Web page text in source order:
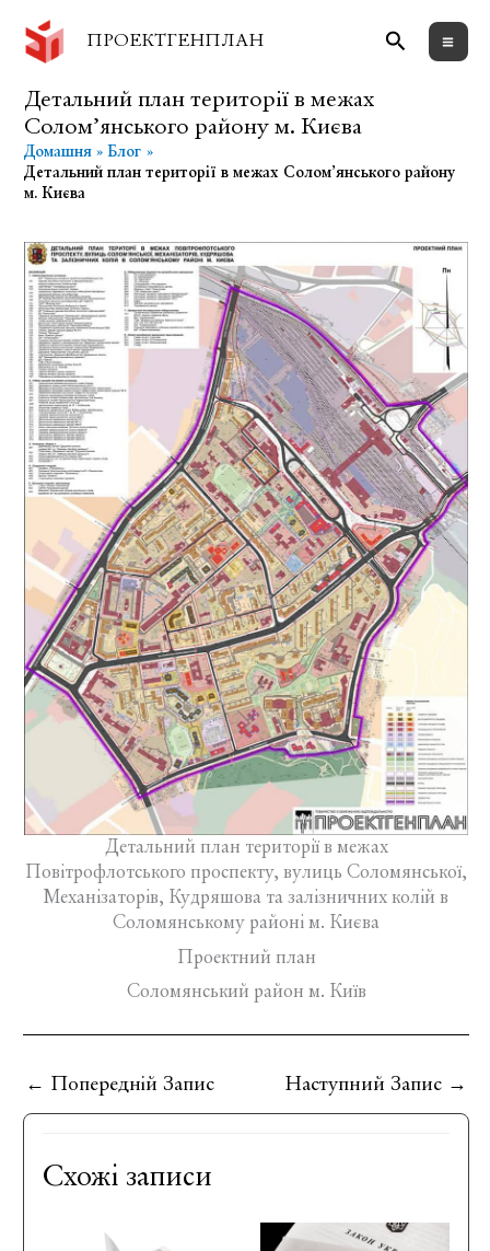
вмісту
ПРОЕКТГЕНПЛАН Пошук
Детальний план території в межах
Солом’янського району м. Києва
Домашня
Блог
Детальний план території в межах Солом’янського району
м. Києва
Детальний план території в межах
Повітрофлотського проспекту, вулиць Соломянської,
Механізаторів, Кудряшова та залізничних колій в
Соломянському районі м. Києва
Проектний план
Соломянський район м. Київ
← Попередній Запис Наступний Запис →
Схожі записи